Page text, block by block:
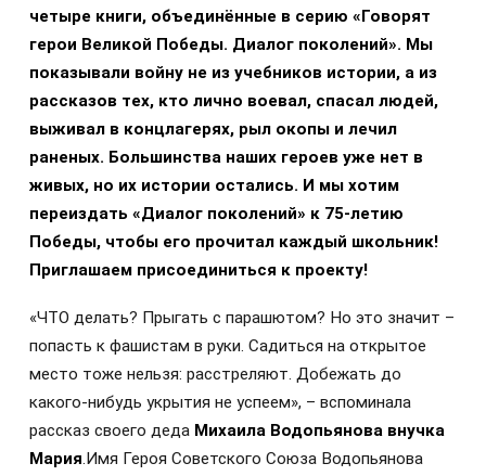
четыре книги, объединённые в серию «Говорят
герои Великой Победы. Диалог поколений». Мы
показывали войну не из учебников истории, а из
рассказов тех, кто лично воевал, спасал людей,
выживал в концлагерях, рыл окопы и лечил
раненых. Большинства наших героев уже нет в
живых, но их истории остались. И мы хотим
переиздать «Диалог поколений» к 75-летию
Победы, чтобы его прочитал каждый школьник!
Приглашаем присоединиться к проекту!
«ЧТО делать? Прыгать с парашютом? Но это значит –
попасть к фашистам в руки. Садиться на открытое
место тоже нельзя: расстреляют. Добежать до
какого-нибудь укрытия не успеем», – вспоминала
рассказ своего деда Михаила Водопьянова внучка
Мария.Имя Героя Советского Союза Водопьянова